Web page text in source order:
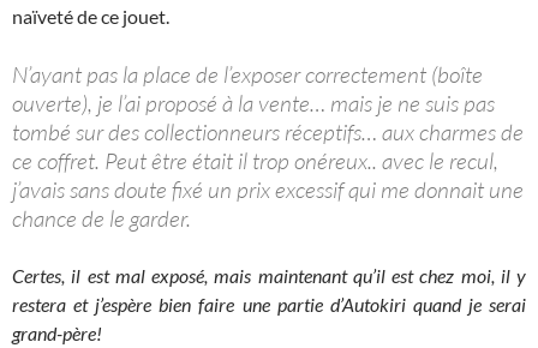
naïveté de ce jouet.
N’ayant pas la place de l’exposer correctement (boîte
ouverte), je l’ai proposé à la vente… mais je ne suis pas
tombé sur des collectionneurs réceptifs… aux charmes de
ce coffret. Peut être était il trop onéreux.. avec le recul,
j’avais sans doute fixé un prix excessif qui me donnait une
chance de le garder.
Certes, il est mal exposé, mais maintenant qu’il est chez moi, il y
restera et j’espère bien faire une partie d’Autokiri quand je serai
grand-père!